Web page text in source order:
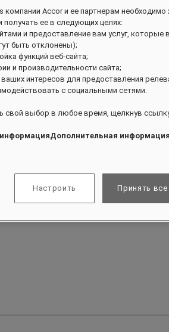
эксклюзивные привилегии.
компании Accor и ее партнерам
ее в следующих целях:
и предоставление вам услуг, которые
быть отклонены);
функций веб-сайта;
и производительности сайта;
интересов для предоставления
с социальными сетями.
свой выбор в любое время, щелкнув
информация
Настроить Принять все